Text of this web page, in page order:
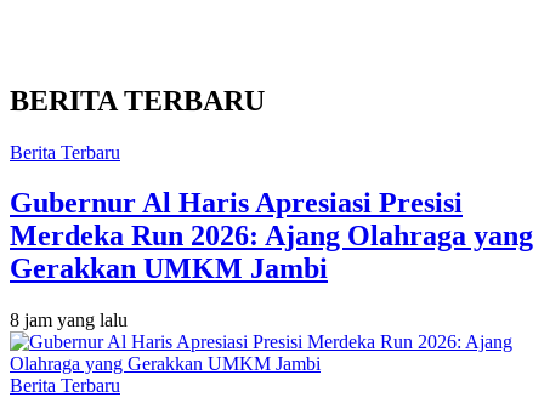
BERITA TERBARU
Berita Terbaru
Gubernur Al Haris Apresiasi Presisi
Merdeka Run 2026: Ajang Olahraga yang
Gerakkan UMKM Jambi
8 jam yang lalu
Berita Terbaru